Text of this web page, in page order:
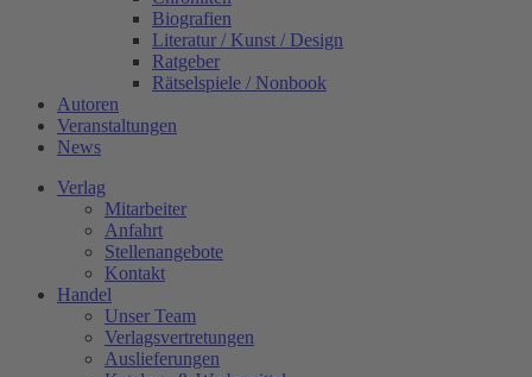
Biografien
Literatur / Kunst / Design
Ratgeber
Rätselspiele / Nonbook
Autoren
Veranstaltungen
News
Verlag
Mitarbeiter
Anfahrt
Stellenangebote
Kontakt
Handel
Unser Team
Verlagsvertretungen
Auslieferungen